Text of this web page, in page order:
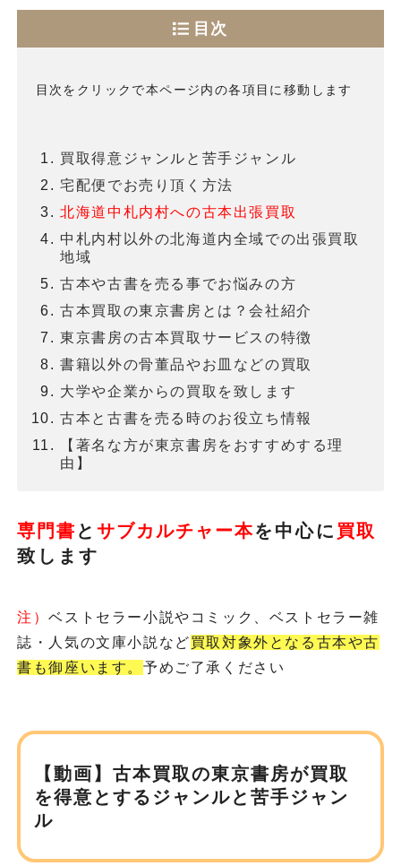
目次
目次をクリックで本ページ内の各項目に移動します
買取得意ジャンルと苦手ジャンル
宅配便でお売り頂く方法
北海道中札内村への古本出張買取
中札内村以外の北海道内全域での出張買取
地域
古本や古書を売る事でお悩みの方
古本買取の東京書房とは？会社紹介
東京書房の古本買取サービスの特徴
書籍以外の骨董品やお皿などの買取
大学や企業からの買取を致します
古本と古書を売る時のお役立ち情報
【著名な方が東京書房をおすすめする理
由】
専門書 とサブカルチャー本を 中心に 買取
致します
注）ベストセラー小説やコミック、ベストセラー雑
誌・人気の文庫小説など買取対象外となる古本や古
書も御座います。 予めご了承ください
【動画】古本買取の東京書房が買取
を得意とするジャンルと苦手ジャン
ル